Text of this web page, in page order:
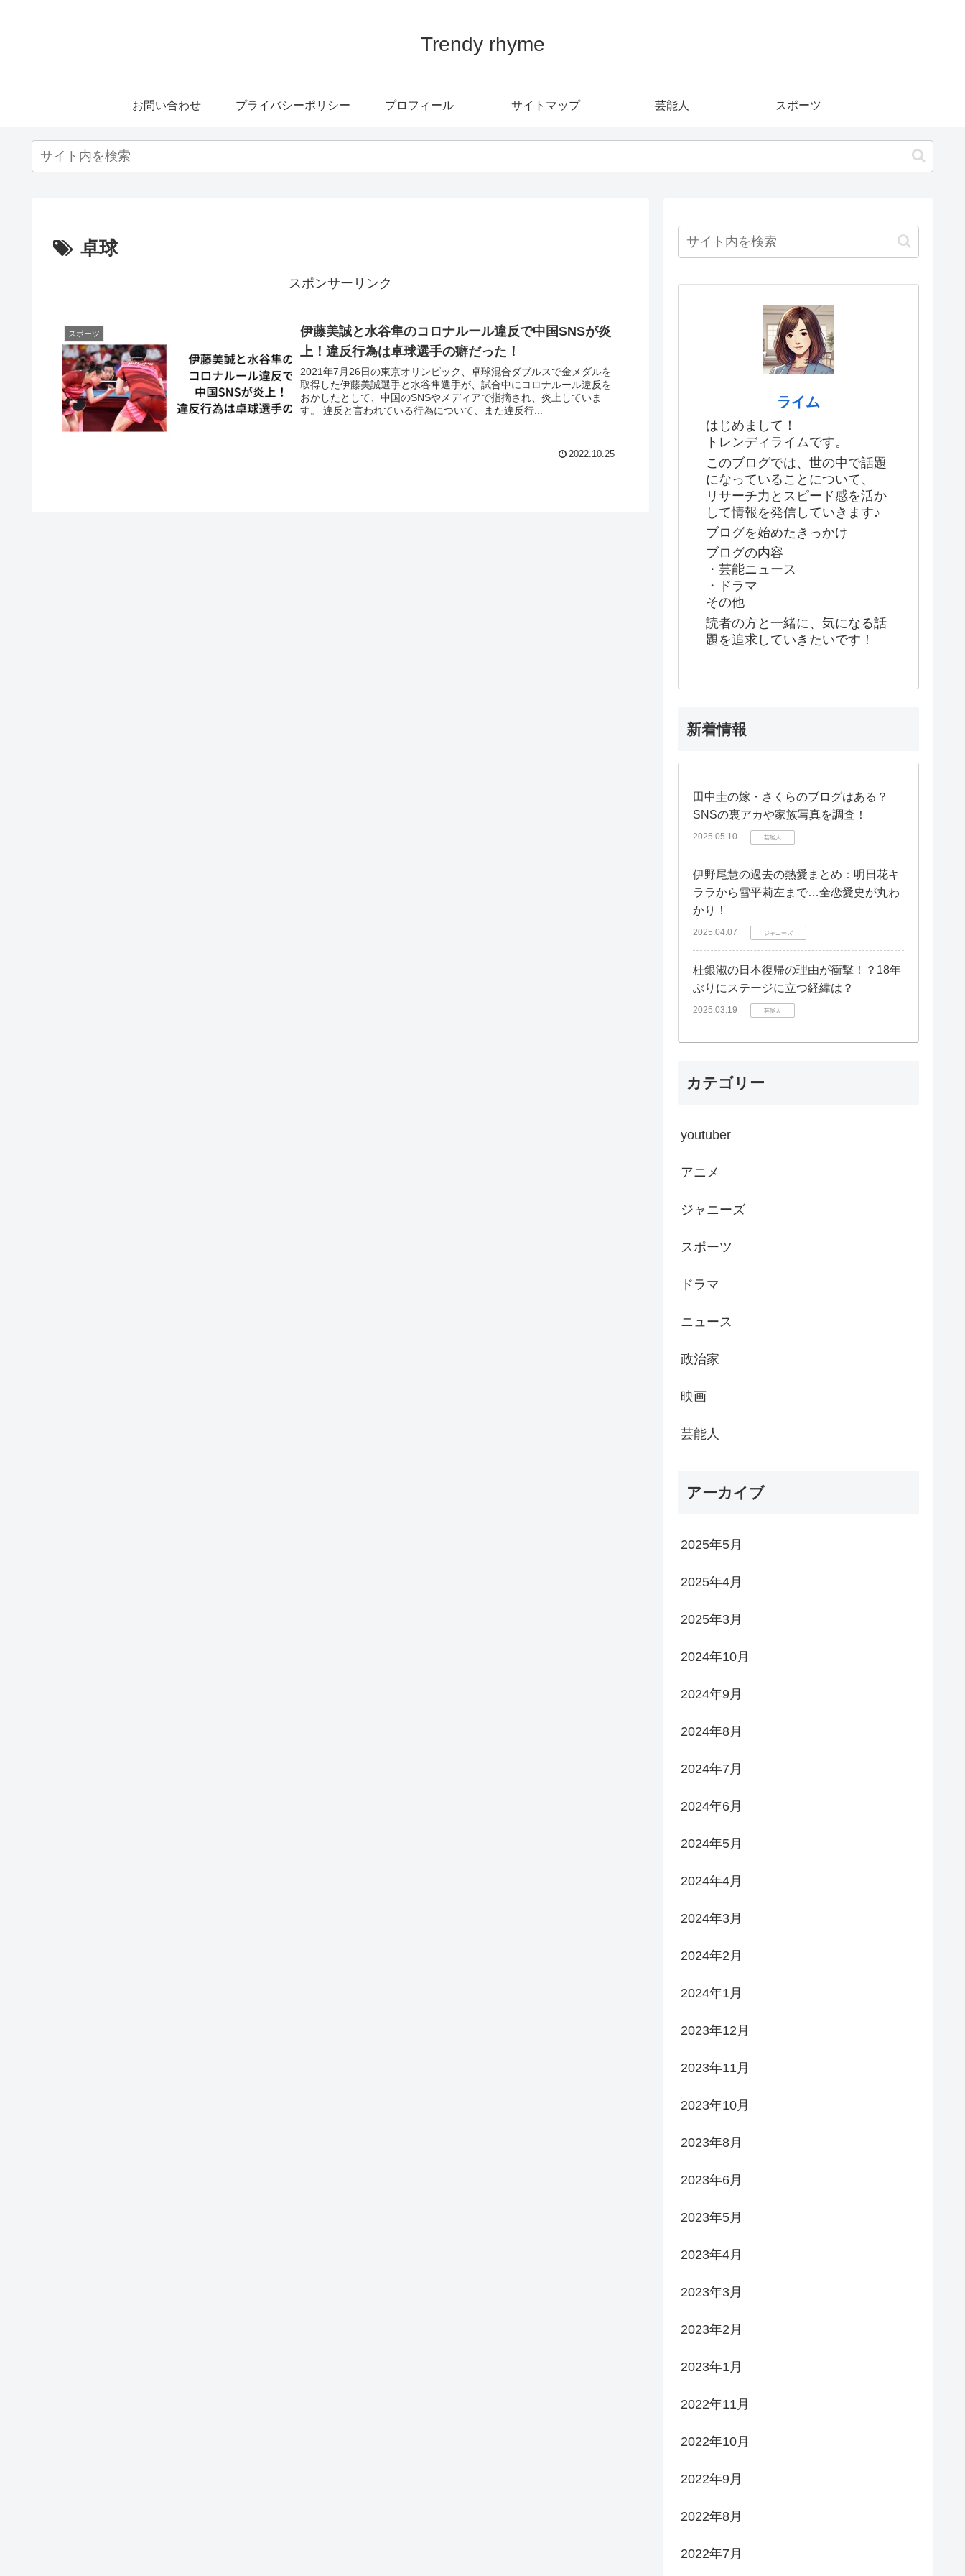
Trendy rhyme
お問い合わせ プライバシーポリシー プロフィール サイトマップ 芸能人 スポーツ
卓球
スポンサーリンク
スポーツ
伊藤美誠と水谷隼のコロナルール違反で中国SNSが炎
上！違反行為は卓球選手の癖だった！
2021年7月26日の東京オリンピック、卓球混合ダブルスで金メダルを
取得した伊藤美誠選手と水谷隼選手が、試合中にコロナルール違反を
おかしたとして、中国のSNSやメディアで指摘され、炎上していま
す。 違反と言われている行為について、また違反行...
2022.10.25
ライム
はじめまして！
トレンディライムです。
このブログでは、世の中で話題
になっていることについて、
リサーチ力とスピード感を活か
して情報を発信していきます♪
ブログを始めたきっかけ
ブログの内容
・芸能ニュース
・ドラマ
その他
読者の方と一緒に、気になる話
題を追求していきたいです！
新着情報
田中圭の嫁・さくらのブログはある？
SNSの裏アカや家族写真を調査！
2025.05.10 芸能人
伊野尾慧の過去の熱愛まとめ：明日花キ
ララから雪平莉左まで…全恋愛史が丸わ
かり！
2025.04.07 ジャニーズ
桂銀淑の日本復帰の理由が衝撃！？18年
ぶりにステージに立つ経緯は？
2025.03.19 芸能人
カテゴリー
youtuber
アニメ
ジャニーズ
スポーツ
ドラマ
ニュース
政治家
映画
芸能人
アーカイブ
2025年5月
2025年4月
2025年3月
2024年10月
2024年9月
2024年8月
2024年7月
2024年6月
2024年5月
2024年4月
2024年3月
2024年2月
2024年1月
2023年12月
2023年11月
2023年10月
2023年8月
2023年6月
2023年5月
2023年4月
2023年3月
2023年2月
2023年1月
2022年11月
2022年10月
2022年9月
2022年8月
2022年7月